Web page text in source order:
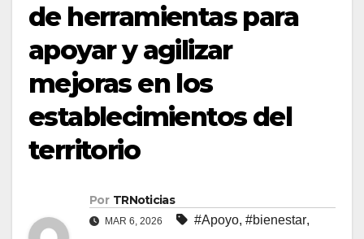
de herramientas para
apoyar y agilizar
mejoras en los
establecimientos del
territorio
Por TRNoticias
MAR 6, 2026 #Apoyo, #bienestar,